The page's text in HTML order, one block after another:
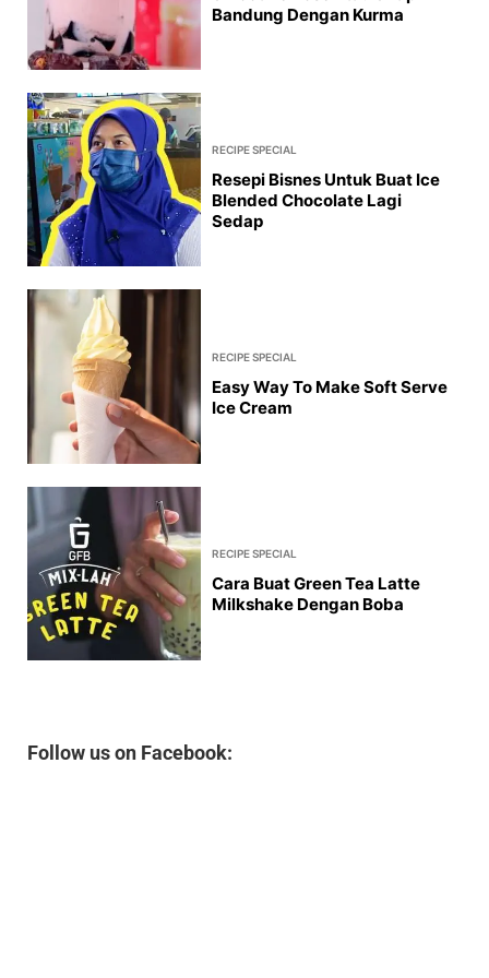
Bandung Dengan Kurma
RECIPE SPECIAL
Resepi Bisnes Untuk Buat Ice
Blended Chocolate Lagi
Sedap
RECIPE SPECIAL
Easy Way To Make Soft Serve
Ice Cream
RECIPE SPECIAL
Cara Buat Green Tea Latte
Milkshake Dengan Boba
Follow us on Facebook: